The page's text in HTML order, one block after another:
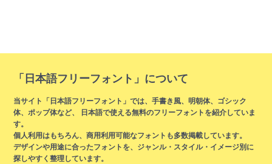
「日本語フリーフォント」について
当サイト「日本語フリーフォント」では、手書き風、明朝体、ゴシック
体、ポップ体など、 日本語で使える無料のフリーフォントを紹介していま
す。
個人利用はもちろん、商用利用可能なフォントも多数掲載しています。
デザインや用途に合ったフォントを、ジャンル・スタイル・イメージ別に
探しやすく整理しています。